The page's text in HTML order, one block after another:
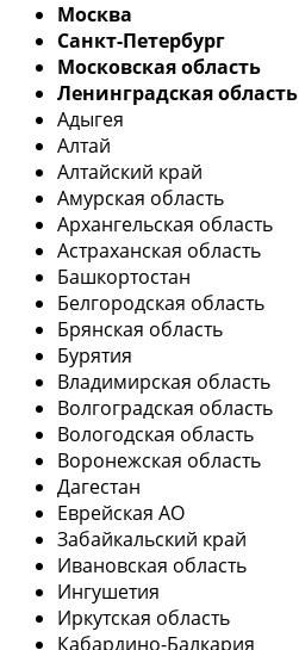
Москва
Санкт-Петербург
Московская область
Ленинградская область
Адыгея
Алтай
Алтайский край
Амурская область
Архангельская область
Астраханская область
Башкортостан
Белгородская область
Брянская область
Бурятия
Владимирская область
Волгоградская область
Вологодская область
Воронежская область
Дагестан
Еврейская АО
Забайкальский край
Ивановская область
Ингушетия
Иркутская область
Кабардино-Балкария